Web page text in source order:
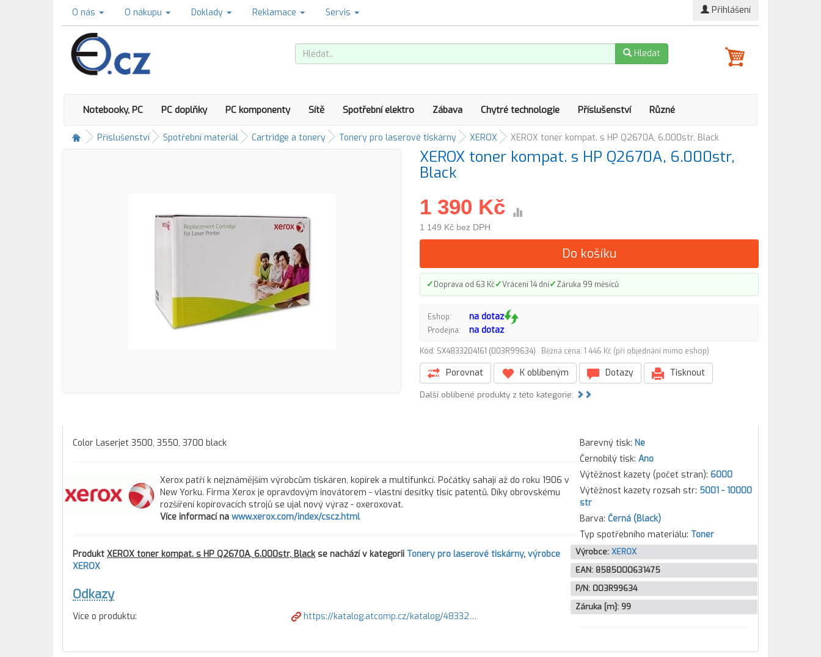
O nás O nákupu Doklady Reklamace Servis Přihlášení
Hledat
Notebooky, PC PC doplňky PC komponenty Sítě Spotřební elektro Zábava Chytré technologie Příslušenství Různé
Příslušenství Spotřební materiál Cartridge a tonery Tonery pro laserové tiskárny XEROX XEROX toner kompat. s HP Q2670A, 6.000str, Black
XEROX toner kompat. s HP Q2670A, 6.000str,
Black
1 390 Kč
1 149 Kč bez DPH
Do košíku
✓Doprava od 63 Kč✓Vrácení 14 dní✓Záruka 99 měsíců
Eshop: na dotaz
Prodejna: na dotaz
Kód: SX4833204161 (003R99634) Běžná cena: 1 446 Kč (při objednání mimo eshop)
Porovnat K oblíbeným Dotazy Tisknout
Další oblíbené produkty z této kategorie:
Color Laserjet 3500, 3550, 3700 black
Xerox patří k nejznámějším výrobcům tiskáren, kopírek a multifunkcí. Počátky sahají až do roku 1906 v
New Yorku. Firma Xerox je opravdovým inovátorem - vlastní desítky tisíc patentů. Díky obrovskému
rozšíření kopírovacích strojů se ujal nový výraz - oxeroxovat.
Více informací na www.xerox.com/index/cscz.html
Produkt XEROX toner kompat. s HP Q2670A, 6.000str, Blackse nachází v kategorii Tonery pro laserové tiskárny, výrobce
XEROX
Odkazy
Více o produktu: https://katalog.atcomp.cz/katalog/48332…
Barevný tisk: Ne
Černobílý tisk: Ano
Výtěžnost kazety (počet stran): 6000
Výtěžnost kazety rozsah str: 5001 - 10000
str
Barva: Černá (Black)
Typ spotřebního materiálu: Toner
Výrobce: XEROX
EAN: 8585000631475
P/N: 003R99634
Záruka [m]: 99